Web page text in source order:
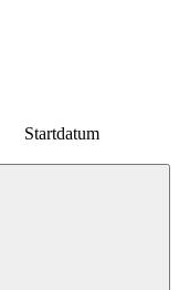
Startdatum